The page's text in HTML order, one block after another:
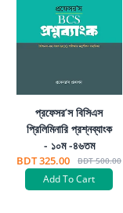
প্রফেসর’স বিসিএস
প্রিলিমিনারি প্রশ্নব্যাংক
- ১০ম -৪৬তম
BDT 325.00 BDT 500.00
Add To Cart